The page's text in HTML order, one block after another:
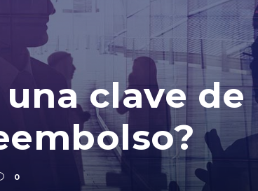
clave de
0